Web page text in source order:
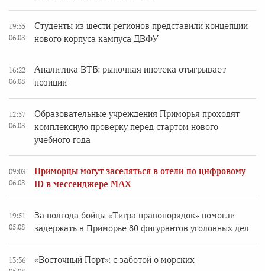
19:55
06.08
Студенты из шести регионов представили концепции
нового корпуса кампуса ДВФУ
16:22
06.08
Аналитика ВТБ: рыночная ипотека отыгрывает
позиции
12:57
06.08
Образовательные учреждения Приморья проходят
комплексную проверку перед стартом нового
учебного года
09:03
06.08
Приморцы могут заселяться в отели по цифровому
ID в мессенджере MAX
19:51
05.08
За полгода бойцы «Тигра-правопорядок» помогли
задержать в Приморье 80 фигурантов уголовных дел
13:36
«Восточный Порт»: с заботой о морских